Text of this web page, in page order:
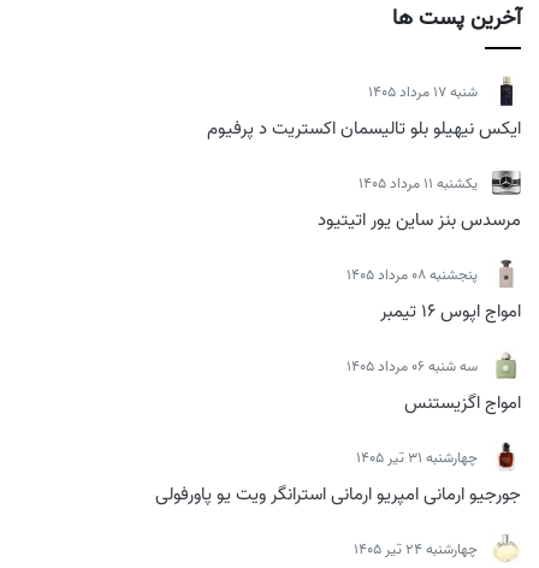
آخرین پست ها
شنبه 17 مرداد 1405
ایکس نیهیلو بلو تالیسمان اکستریت د پرفیوم
يكشنبه 11 مرداد 1405
مرسدس بنز ساین یور اتیتیود
پنجشنبه 08 مرداد 1405
امواج اپوس 16 تیمبر
سه شنبه 06 مرداد 1405
امواج اگزیستنس
چهارشنبه 31 تیر 1405
جورجیو ارمانی امپریو ارمانی استرانگر ویت یو پاورفولی
چهارشنبه 24 تیر 1405